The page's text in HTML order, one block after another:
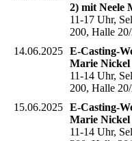
2) mit Neele
11-17 Uhr,
200, Halle
14.06.2025 E-Casting-
Marie Nickel
11-14 Uhr,
200, Halle
15.06.2025 E-Casting-
Marie Nickel
11-14 Uhr,